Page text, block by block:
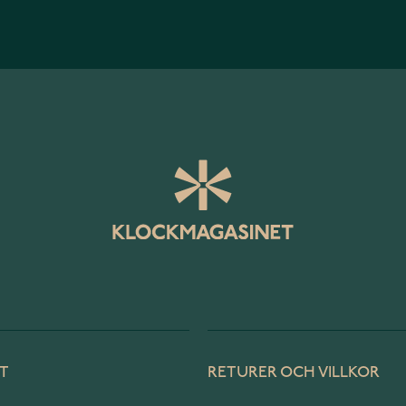
RETURER OCH VILLKOR